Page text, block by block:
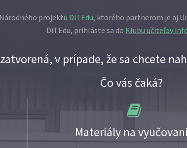
projektu DiTEdu, ktorého partnerom je aj
DiTEdu, prihláste sa do Klubu učiteľov
v prípade, že sa chcete
Čo vás čaká?
Materiály na